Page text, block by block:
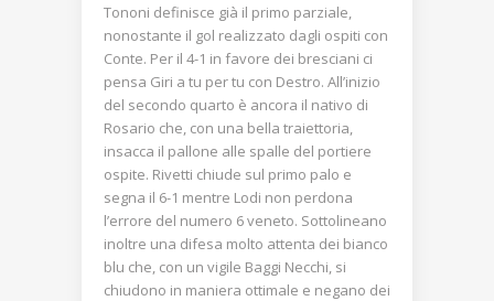
Tononi definisce già il primo parziale,
nonostante il gol realizzato dagli ospiti con
Conte. Per il 4-1 in favore dei bresciani ci
pensa Giri a tu per tu con Destro. All’inizio
del secondo quarto è ancora il nativo di
Rosario che, con una bella traiettoria,
insacca il pallone alle spalle del portiere
ospite. Rivetti chiude sul primo palo e
segna il 6-1 mentre Lodi non perdona
l’errore del numero 6 veneto. Sottolineano
inoltre una difesa molto attenta dei bianco
blu che, con un vigile Baggi Necchi, si
chiudono in maniera ottimale e negano dei